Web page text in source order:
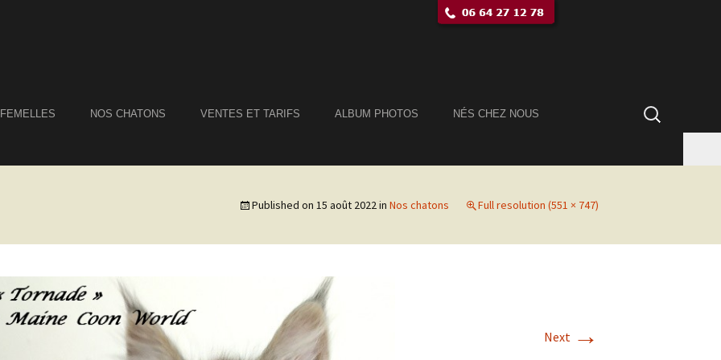
NOS CHATONS VENTES ET TARIFS ALBUM PHOTOS NÉS CHEZ NOUS Rechercher :
Published on 15 août 2022in Nos chatons Full resolution (551 × 747)
Next →